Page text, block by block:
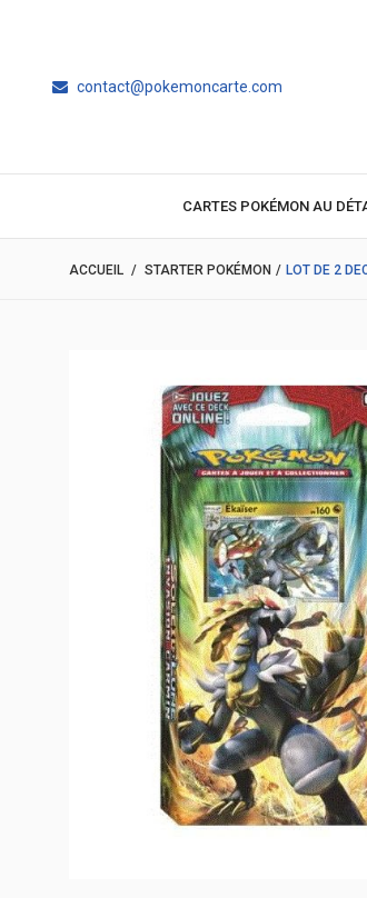
contact@pokemoncarte.com
CARTES POKÉMON AU
ACCUEIL / STARTER POKÉMON / LOT DE 2